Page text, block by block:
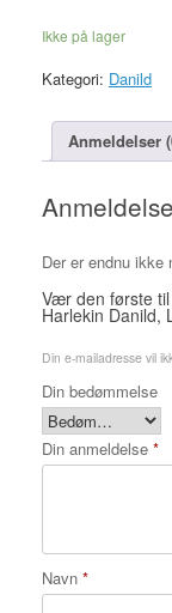
Ikke på lager
Kategori: Danild
Anmeldelser
Der er endnu ikke
Vær den første
Harlekin Danild,
Din e-mailadresse vil
Din bedømmelse
Din anmeldelse *
Navn *